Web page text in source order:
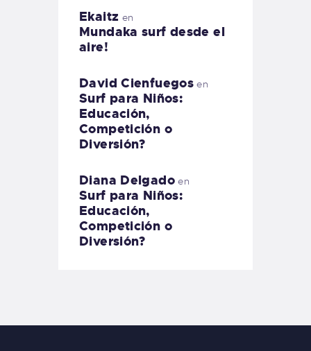
Ekaitz en
Mundaka surf desde el
aire!
David Cienfuegos en
Surf para Niños:
Educación,
Competición o
Diversión?
Diana Delgadoen
Surf para Niños:
Educación,
Competición o
Diversión?